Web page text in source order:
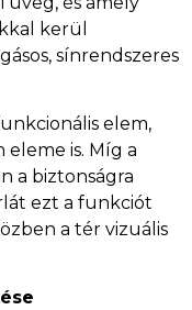
kerül
sínrendszeres
elem,
is. Míg a
a biztonságra
ezt a funkciót
a tér vizuális